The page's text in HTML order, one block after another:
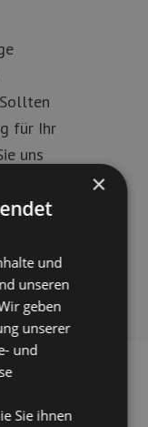
für Ihr
uns
×
und
unseren
geben
unserer
und
Sie ihnen